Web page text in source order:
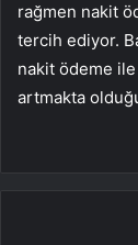
rağmen nakit
tercih ediyor.
nakit ödeme
artmakta